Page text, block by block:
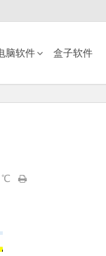
脑软件 盒子软件
℃